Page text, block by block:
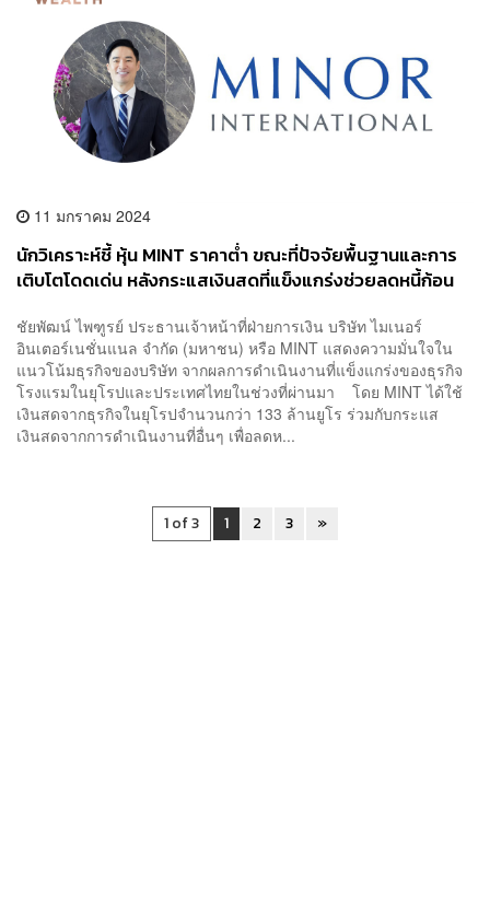
11 มกราคม 2024
นักวิเคราะห์ชี้ หุ้น MINT ราคาต่ำ ขณะที่ปัจจัยพื้นฐานและการ
เติบโตโดดเด่น หลังกระแสเงินสดที่แข็งแกร่งช่วยลดหนี้ก้อน
ชัยพัฒน์ ไพฑูรย์ ประธานเจ้าหน้าที่ฝ่ายการเงิน บริษัท ไมเนอร์
อินเตอร์เนชั่นแนล จำกัด (มหาชน) หรือ MINT แสดงความมั่นใจใน
แนวโน้มธุรกิจของบริษัท จากผลการดำเนินงานที่แข็งแกร่งของธุรกิจ
โรงแรมในยุโรปและประเทศไทยในช่วงที่ผ่านมา โดย MINT ได้ใช้
เงินสดจากธุรกิจในยุโรปจำนวนกว่า 133 ล้านยูโร ร่วมกับกระแส
เงินสดจากการดำเนินงานที่อื่นๆ เพื่อลดห...
1 of 3 1 2 3 »